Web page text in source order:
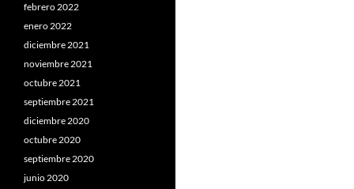
febrero 2022
enero 2022
diciembre 2021
noviembre 2021
octubre 2021
septiembre 2021
diciembre 2020
octubre 2020
septiembre 2020
junio 2020